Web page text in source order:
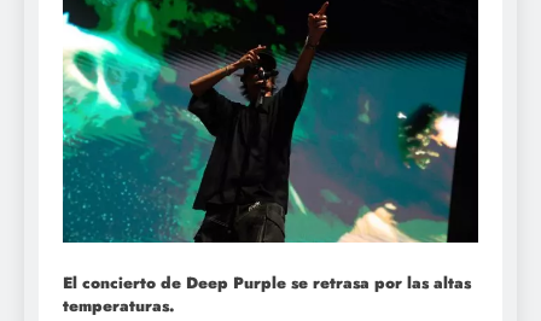
El concierto de Deep Purple se retrasa por las altas
temperaturas.